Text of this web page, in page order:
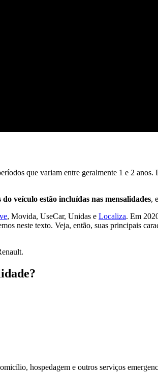
que variam entre geralmente 1 e 2
do veículo estão incluídas nas mensalidades,
, Movida, UseCar, Unidas e Localiza. Em
neste texto. Veja, então, suas principais
hospedagem e outros serviços